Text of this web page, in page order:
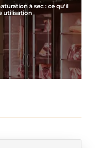
à sec : ce qu'il
utilisation